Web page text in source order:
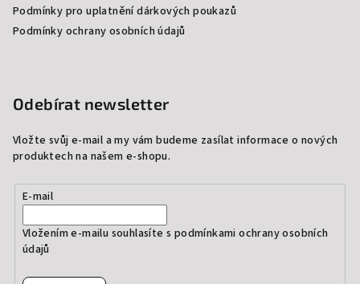
Podmínky pro uplatnění dárkových poukazů
Podmínky ochrany osobních údajů
Odebírat newsletter
Vložte svůj e-mail a my vám budeme zasílat informace o nových
produktech na našem e-shopu.
E-mail
Vložením e-mailu souhlasíte s podmínkami ochrany osobních
údajů